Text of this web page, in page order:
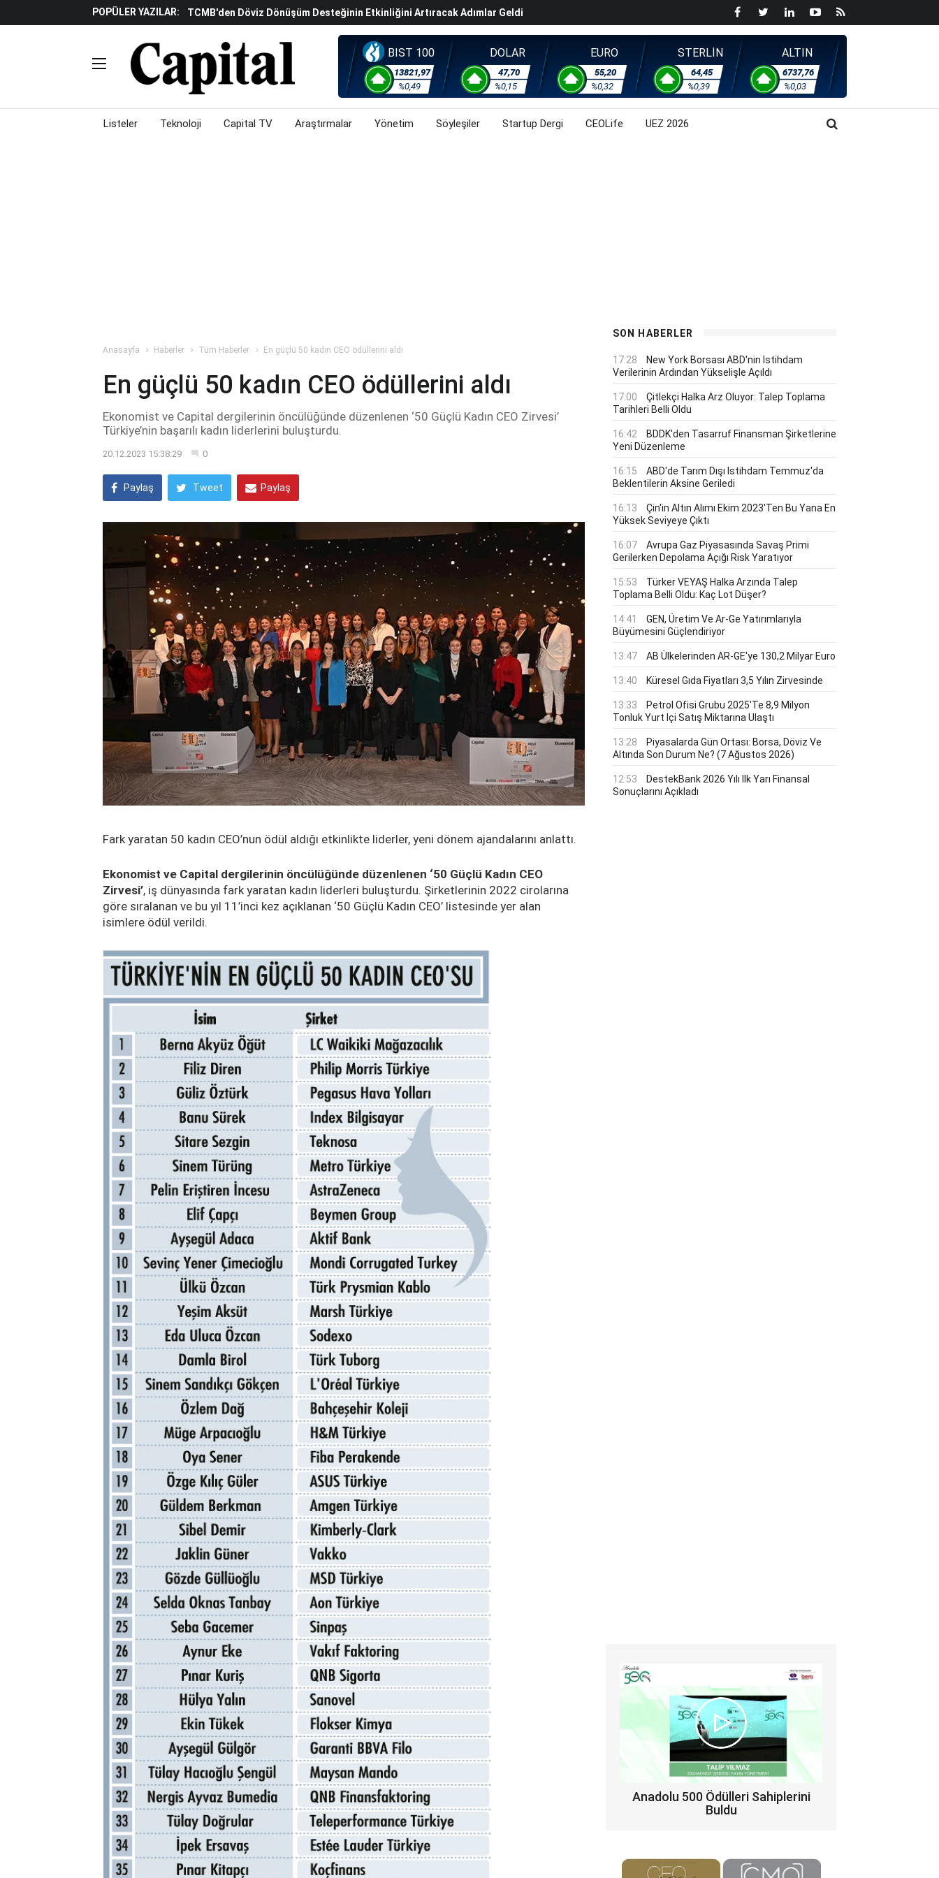
POPÜLER YAZILAR:
TCMB'den Döviz Dönüşüm Desteğinin Etkinliğini Artıracak Adımlar Geldi
Katılım Bankaları Yılın Ilk Yarısında 119,5 Milyar Liralık Sukuk Ihraç Etti
Küresel Piyasalarda Gelecek Hafta Gözler ABD'de Açıklanacak Tarım Dışı Istihdam
Verisine Çevrildi
Altınay Savunma Grubu C-Level Üst Yönetim Yapılanmasına Geçti
Çalışma Alanları Konser Sahnesine Dönüşüyor
BIST 100
13821,97
%0,49
DOLAR
47,70
%0,15
EURO
55,20
%0,32
STERLİN
64,45
%0,39
ALTIN
6737,76
%0,03
Listeler Teknoloji Capital TV Araştırmalar Yönetim Söyleşiler Startup Dergi CEOLife UEZ 2026
Anasayfa Haberler Tüm Haberler En güçlü 50 kadın CEO ödüllerini aldı
En güçlü 50 kadın CEO ödüllerini aldı
Ekonomist ve Capital dergilerinin öncülüğünde düzenlenen ‘50 Güçlü Kadın CEO Zirvesi’
Türkiye’nin başarılı kadın liderlerini buluşturdu.
20.12.2023 15:38:29 0
Paylaş Tweet Paylaş
Fark yaratan 50 kadın CEO’nun ödül aldığı etkinlikte liderler, yeni dönem ajandalarını anlattı.
Ekonomist ve Capital dergilerinin öncülüğünde düzenlenen ‘50 Güçlü Kadın CEO
Zirvesi’, iş dünyasında fark yaratan kadın liderleri buluşturdu. Şirketlerinin 2022 cirolarına
göre sıralanan ve bu yıl 11’inci kez açıklanan ‘50 Güçlü Kadın CEO’ listesinde yer alan
isimlere ödül verildi.
SON HABERLER
17:28
New York Borsası ABD'nin Istihdam
Verilerinin Ardından Yükselişle Açıldı
17:00
Çitlekçi Halka Arz Oluyor: Talep Toplama
Tarihleri Belli Oldu
16:42
BDDK'den Tasarruf Finansman Şirketlerine
Yeni Düzenleme
16:15
ABD'de Tarım Dışı Istihdam Temmuz'da
Beklentilerin Aksine Geriledi
16:13
Çin'in Altın Alımı Ekim 2023'ten Bu Yana En
Yüksek Seviyeye Çıktı
16:07
Avrupa Gaz Piyasasında Savaş Primi
Gerilerken Depolama Açığı Risk Yaratıyor
15:53
Türker VEYAŞ Halka Arzında Talep
Toplama Belli Oldu: Kaç Lot Düşer?
14:41
GEN, Üretim Ve Ar-Ge Yatırımlarıyla
Büyümesini Güçlendiriyor
13:47 AB Ülkelerinden AR-GE'ye 130,2 Milyar Euro
13:40 Küresel Gıda Fiyatları 3,5 Yılın Zirvesinde
13:33
Petrol Ofisi Grubu 2025'te 8,9 Milyon
Tonluk Yurt Içi Satış Miktarına Ulaştı
13:28
Piyasalarda Gün Ortası: Borsa, Döviz Ve
Altında Son Durum Ne? (7 Ağustos 2026)
12:53
DestekBank 2026 Yılı Ilk Yarı Finansal
Sonuçlarını Açıkladı
Anadolu 500 Ödülleri Sahiplerini
Buldu